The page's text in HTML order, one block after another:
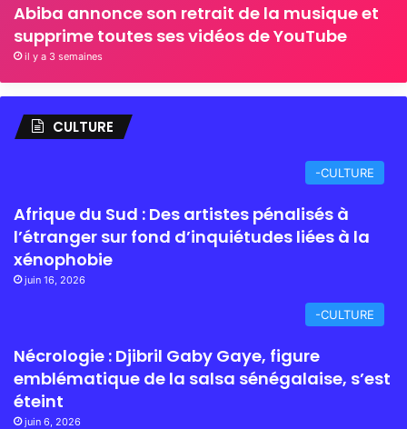
Abiba annonce son retrait de la musique et
supprime toutes ses vidéos de YouTube
il y a 3 semaines
CULTURE
-CULTURE
Afrique du Sud : Des artistes pénalisés à
l’étranger sur fond d’inquiétudes liées à la
xénophobie
juin 16, 2026
-CULTURE
Nécrologie : Djibril Gaby Gaye, figure
emblématique de la salsa sénégalaise, s’est
éteint
juin 6, 2026